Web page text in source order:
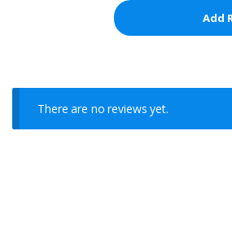
There are no reviews yet.